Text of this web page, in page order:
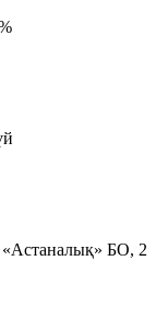
«Астаналық» БО, 2